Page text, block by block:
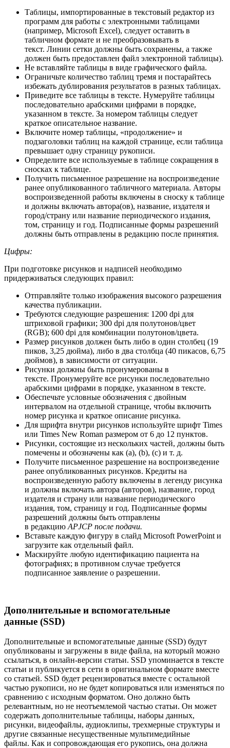
Таблицы, импортированные в текстовый редактор из
программ для работы с электронными таблицами
(например, Microsoft Excel), следует оставить в
табличном формате и не преобразовывать в
текст. Линии сетки должны быть сохранены, а также
должен быть предоставлен файл электронной таблицы).
Не вставляйте таблицы в виде графического файла.
Ограничьте количество таблиц тремя и постарайтесь
избежать дублирования результатов в разных таблицах.
Приведите все таблицы в тексте. Нумеруйте таблицы
последовательно арабскими цифрами в порядке,
указанном в тексте. За номером таблицы следует
краткое описательное название.
Включите номер таблицы, «продолжение» и
подзаголовки таблиц на каждой странице, если таблица
превышает одну страницу рукописи.
Определите все используемые в таблице сокращения в
сносках к таблице.
Получить письменное разрешение на воспроизведение
ранее опубликованного табличного материала. Авторы
воспроизведенной работы включены в сноску к таблице
и должны включать автора(ов), название, издателя и
город/страну или название периодического издания,
том, страницу и год. Подписанные формы разрешений
должны быть отправлены в редакцию после принятия.
Цифры:
При подготовке рисунков и надписей необходимо
придерживаться следующих правил:
Отправляйте только изображения высокого разрешения
качества публикации.
Требуются следующие разрешения: 1200 dpi для
штриховой графики; 300 dpi для полутонов/цвет
(RGB); 600 dpi для комбинации полутонов/цвета.
Размер рисунков должен быть либо в один столбец (19
пиков, 3,25 дюйма), либо в два столбца (40 пикасов, 6,75
дюймов), в зависимости от ситуации.
Рисунки должны быть пронумерованы в
тексте. Пронумеруйте все рисунки последовательно
арабскими цифрами в порядке, указанном в тексте.
Обеспечьте условные обозначения с двойным
интервалом на отдельной странице, чтобы включить
номер рисунка и краткое описание рисунка.
Для шрифта внутри рисунков используйте шрифт Times
или Times New Roman размером от 6 до 12 пунктов.
Рисунки, состоящие из нескольких частей, должны быть
помечены и обозначены как (a), (b), (c) и т. д.
Получите письменное разрешение на воспроизведение
ранее опубликованных рисунков. Кредиты на
воспроизведенную работу включены в легенду рисунка
и должны включать автора (авторов), название, город
издателя и страну или название периодического
издания, том, страницу и год. Подписанные формы
разрешений должны быть отправлены
в редакцию APJCP после подачи.
Вставьте каждую фигуру в слайд Microsoft PowerPoint и
загрузите как отдельный файл.
Маскируйте любую идентификацию пациента на
фотографиях; в противном случае требуется
подписанное заявление о разрешении.
Дополнительные и вспомогательные
данные (SSD)
Дополнительные и вспомогательные данные (SSD) будут
опубликованы и загружены в виде файла, на который можно
ссылаться, в онлайн-версии статьи. SSD упоминается в тексте
статьи и публикуется в сети в оригинальном формате вместе
со статьей. SSD будет рецензироваться вместе с остальной
частью рукописи, но не будет копироваться или изменяться по
сравнению с исходным форматом. Оно должно быть
релевантным, но не неотъемлемой частью статьи. Он может
содержать дополнительные таблицы, наборы данных,
рисунки, видеофайлы, аудиоклипы, трехмерные структуры и
другие связанные несущественные мультимедийные
файлы. Как и сопровождающая его рукопись, она должна